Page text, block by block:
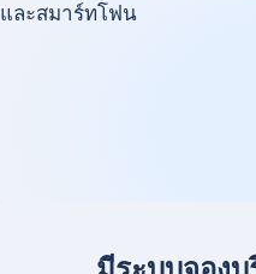
และสมาร์ทโฟน